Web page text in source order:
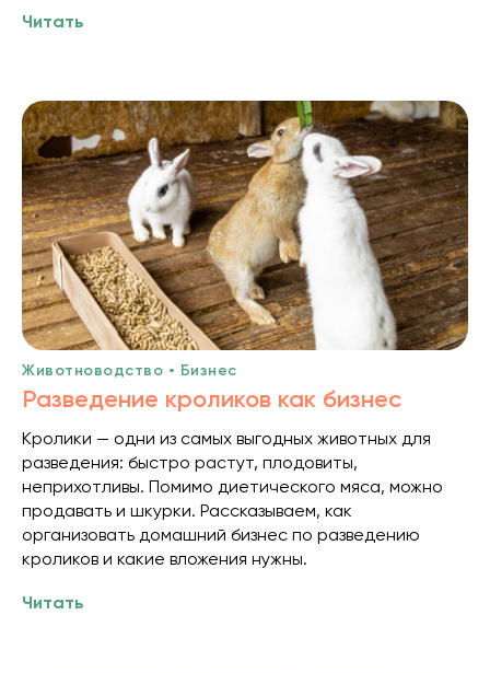
Читать
Животноводство • Бизнес
Разведение кроликов как бизнес
Кролики — одни из самых выгодных животных для
разведения: быстро растут, плодовиты,
неприхотливы. Помимо диетического мяса, можно
продавать и шкурки. Рассказываем, как
организовать домашний бизнес по разведению
кроликов и какие вложения нужны.
Читать